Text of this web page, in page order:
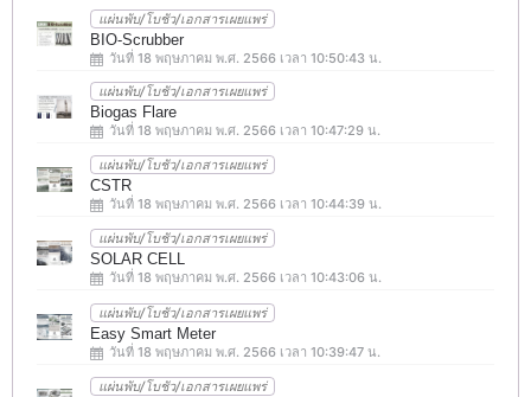
แผ่นพับ/โบชัว/เอกสารเผยแพร่
BIO-Scrubber
วันที่ 18 พฤษภาคม พ.ศ. 2566 เวลา 10:50:43 น.
แผ่นพับ/โบชัว/เอกสารเผยแพร่
Biogas Flare
วันที่ 18 พฤษภาคม พ.ศ. 2566 เวลา 10:47:29 น.
แผ่นพับ/โบชัว/เอกสารเผยแพร่
CSTR
วันที่ 18 พฤษภาคม พ.ศ. 2566 เวลา 10:44:39 น.
แผ่นพับ/โบชัว/เอกสารเผยแพร่
SOLAR CELL
วันที่ 18 พฤษภาคม พ.ศ. 2566 เวลา 10:43:06 น.
แผ่นพับ/โบชัว/เอกสารเผยแพร่
Easy Smart Meter
วันที่ 18 พฤษภาคม พ.ศ. 2566 เวลา 10:39:47 น.
แผ่นพับ/โบชัว/เอกสารเผยแพร่